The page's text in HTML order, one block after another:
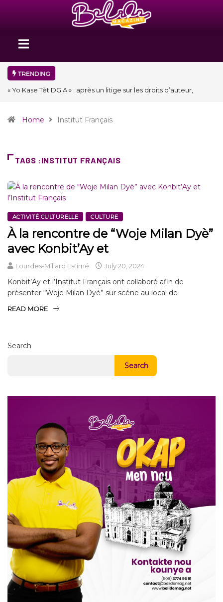
TRENDING
« Floraison » : la Division D de Toastmasters International
Home Institut Français
TAGS :INSTITUT FRANÇAIS
ACTIVITÉ CULTURELLE CULTURE
À la rencontre de “Woje Milan Dyè”
avec Konbit’Ay et
Lourdes-Millard Estimé July 20, 2024
Konbit’Ay et l’Institut Français ont collaboré afin de
présenter “Woje Milan Dyè” sur scène au local de
READ MORE
Search
Search